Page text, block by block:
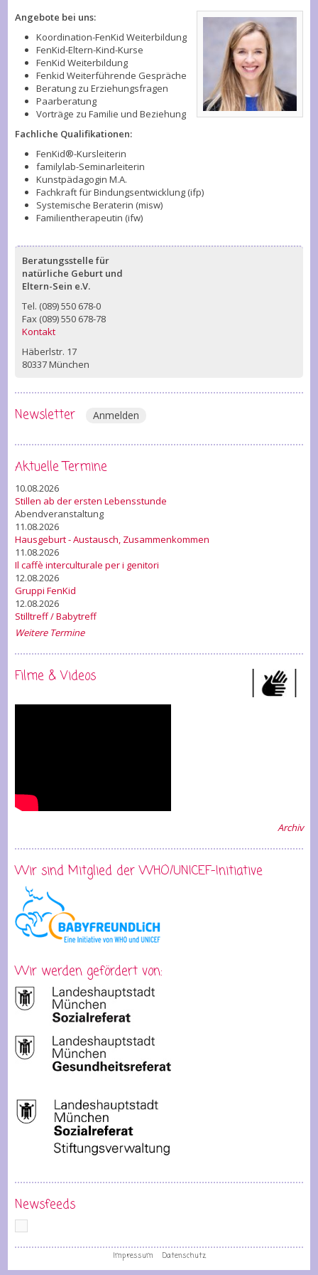
Angebote bei uns:
Koordination-FenKid Weiterbildung
FenKid-Eltern-Kind-Kurse
FenKid Weiterbildung
Fenkid Weiterführende Gespräche
Beratung zu Erziehungsfragen
Paarberatung
Vorträge zu Familie und Beziehung
Fachliche Qualifikationen:
FenKid®-Kursleiterin
familylab-Seminarleiterin
Kunstpädagogin M.A.
Fachkraft für Bindungsentwicklung (ifp)
Systemische Beraterin (misw)
Familientherapeutin (ifw)
Beratungsstelle für
natürliche Geburt und
Eltern-Sein e.V.
Tel. (089) 550 678-0
Fax (089) 550 678-78
Kontakt
Häberlstr. 17
80337 München
Newsletter Anmelden
Aktuelle Termine
10.08.2026
Stillen ab der ersten Lebensstunde
Abendveranstaltung
11.08.2026
Hausgeburt - Austausch, Zusammenkommen
11.08.2026
Il caffè interculturale per i genitori
12.08.2026
Gruppi FenKid
12.08.2026
Stilltreff / Babytreff
Weitere Termine
Filme & Videos
Archiv
Wir sind Mitglied der WHO/UNICEF-Initiative
Wir werden gefördert von:
Newsfeeds
Impressum Datenschutz